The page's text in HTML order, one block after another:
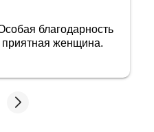
благодарность
приятная женщина.